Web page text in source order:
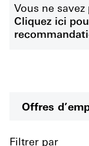
Vous ne
Cliquez ici
Offres
Filtrer par